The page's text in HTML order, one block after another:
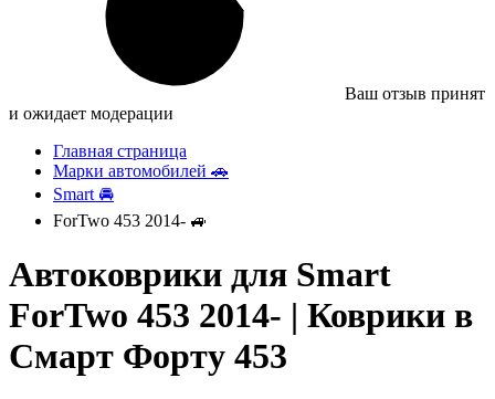
Ваш отзыв принят
и ожидает модерации
Главная страница
Марки автомобилей 🚗
Smart 🚘
ForTwo 453 2014- 🚙
Автоковрики для Smart
ForTwo 453 2014- | Коврики в
Смарт Форту 453